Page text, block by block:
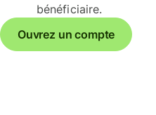
bénéficiaire.
Ouvrez un compte